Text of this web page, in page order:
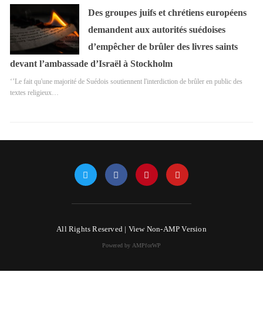
Des groupes juifs et chrétiens européens
demandent aux autorités suédoises
d’empêcher de brûler des livres saints
devant l’ambassade d’Israël à Stockholm
‘’Le fait qu'une majorité de Suédois soutiennent l'interdiction de brûler en public des
textes religieux…
All Rights Reserved | View Non-AMP Version
Powered by AMPforWP